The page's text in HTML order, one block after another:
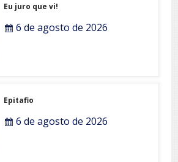
Eu juro que vi!
6 de agosto de 2026
Epitafio
6 de agosto de 2026